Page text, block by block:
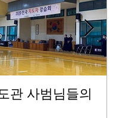
관 사범님들의